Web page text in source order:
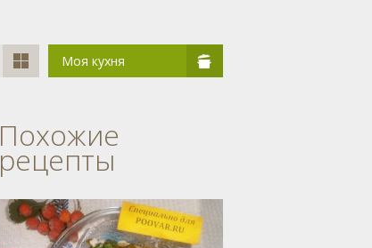
Моя кухня
Похожие
рецепты